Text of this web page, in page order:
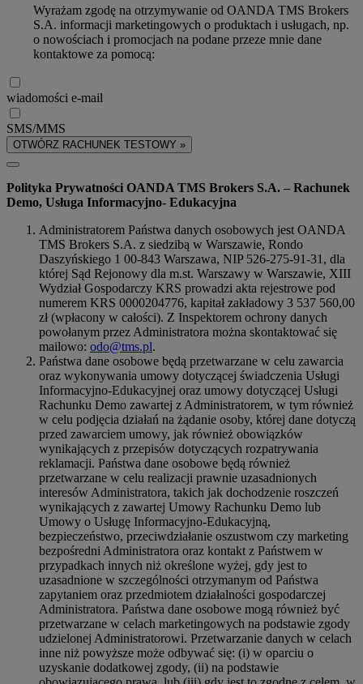
Wyrażam zgodę na otrzymywanie od OANDA TMS Brokers
S.A. informacji marketingowych o produktach i usługach, np.
o nowościach i promocjach na podane przeze mnie dane
kontaktowe za pomocą:
wiadomości e-mail
SMS/MMS
OTWÓRZ RACHUNEK TESTOWY »
Polityka Prywatności OANDA TMS Brokers S.A. – Rachunek
Demo, Usługa Informacyjno- Edukacyjna
Administratorem Państwa danych osobowych jest OANDA
TMS Brokers S.A. z siedzibą w Warszawie, Rondo
Daszyńskiego 1 00-843 Warszawa, NIP 526-275-91-31, dla
której Sąd Rejonowy dla m.st. Warszawy w Warszawie, XIII
Wydział Gospodarczy KRS prowadzi akta rejestrowe pod
numerem KRS 0000204776, kapitał zakładowy 3 537 560,00
zł (wpłacony w całości). Z Inspektorem ochrony danych
powołanym przez Administratora można skontaktować się
mailowo: odo@tms.pl.
Państwa dane osobowe będą przetwarzane w celu zawarcia
oraz wykonywania umowy dotyczącej świadczenia Usługi
Informacyjno-Edukacyjnej oraz umowy dotyczącej Usługi
Rachunku Demo zawartej z Administratorem, w tym również
w celu podjęcia działań na żądanie osoby, której dane dotyczą
przed zawarciem umowy, jak również obowiązków
wynikających z przepisów dotyczących rozpatrywania
reklamacji. Państwa dane osobowe będą również
przetwarzane w celu realizacji prawnie uzasadnionych
interesów Administratora, takich jak dochodzenie roszczeń
wynikających z zawartej Umowy Rachunku Demo lub
Umowy o Usługę Informacyjno-Edukacyjną,
bezpieczeństwo, przeciwdziałanie oszustwom czy marketing
bezpośredni Administratora oraz kontakt z Państwem w
przypadkach innych niż określone wyżej, gdy jest to
uzasadnione w szczególności otrzymanym od Państwa
zapytaniem oraz przedmiotem działalności gospodarczej
Administratora. Państwa dane osobowe mogą również być
przetwarzane w celach marketingowych na podstawie zgody
udzielonej Administratorowi. Przetwarzanie danych w celach
inne niż powyższe może odbywać się: (i) w oparciu o
uzyskanie dodatkowej zgody, (ii) na podstawie